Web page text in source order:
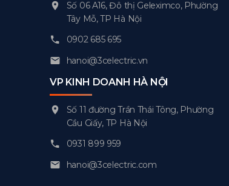
Số 06 A16, Đô thị Geleximco, Phường
Tây Mỗ, TP Hà Nội
0902 685 695
hanoi@3celectric.vn
VP KINH DOANH HÀ NỘI
Số 11 đường Trần Thái Tông, Phường
Cầu Giấy, TP Hà Nội
0931 899 959
hanoi@3celectric.com